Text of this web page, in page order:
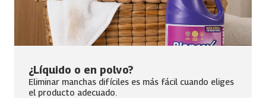
¿Líquido o en polvo?
Eliminar manchas difíciles es más fácil cuando eliges
el producto adecuado.